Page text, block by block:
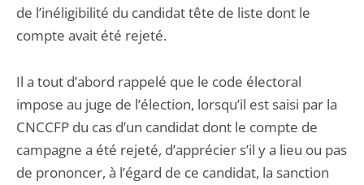
de l’inéligibilité du candidat tête de liste dont le
compte avait été rejeté.
Il a tout d’abord rappelé que le code électoral
impose au juge de l’élection, lorsqu’il est saisi par la
CNCCFP du cas d’un candidat dont le compte de
campagne a été rejeté, d’apprécier s’il y a lieu ou pas
de prononcer, à l’égard de ce candidat, la sanction